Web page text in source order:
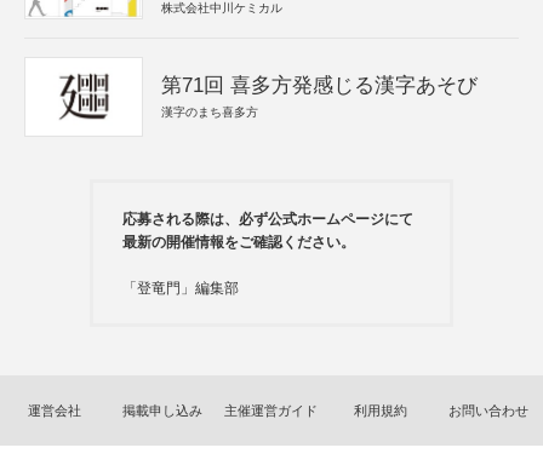
株式会社中川ケミカル
第71回 喜多方発感じる漢字あそび
漢字のまち喜多方
応募される際は、必ず公式ホームページにて
最新の開催情報をご確認ください。
「登竜門」編集部
運営会社 掲載申し込み 主催運営ガイド 利用規約 お問い合わせ